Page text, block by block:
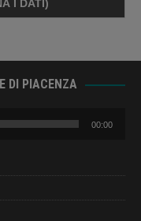
DI PIACENZA
00:00